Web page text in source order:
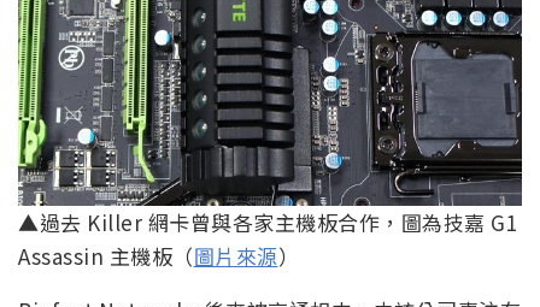
▲過去 Killer 網卡曾與各家主機板合作，圖為技嘉 G1
Assassin 主機板（圖片來源）